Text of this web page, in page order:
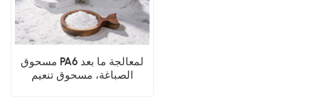
مسحوق PA6 لمعالجة ما بعد
الصباغة، مسحوق تنعيم